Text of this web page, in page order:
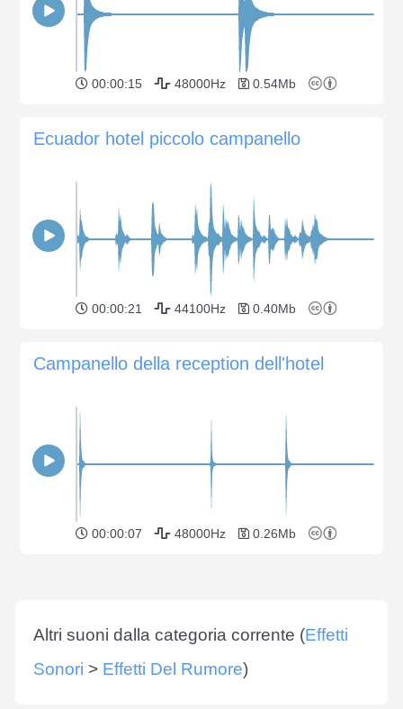
00:00:15 48000Hz 0.54Mb
Ecuador hotel piccolo campanello
00:00:21 44100Hz 0.40Mb
Campanello della reception dell'hotel
00:00:07 48000Hz 0.26Mb
Altri suoni dalla categoria corrente (Effetti
Sonori > Effetti Del Rumore)